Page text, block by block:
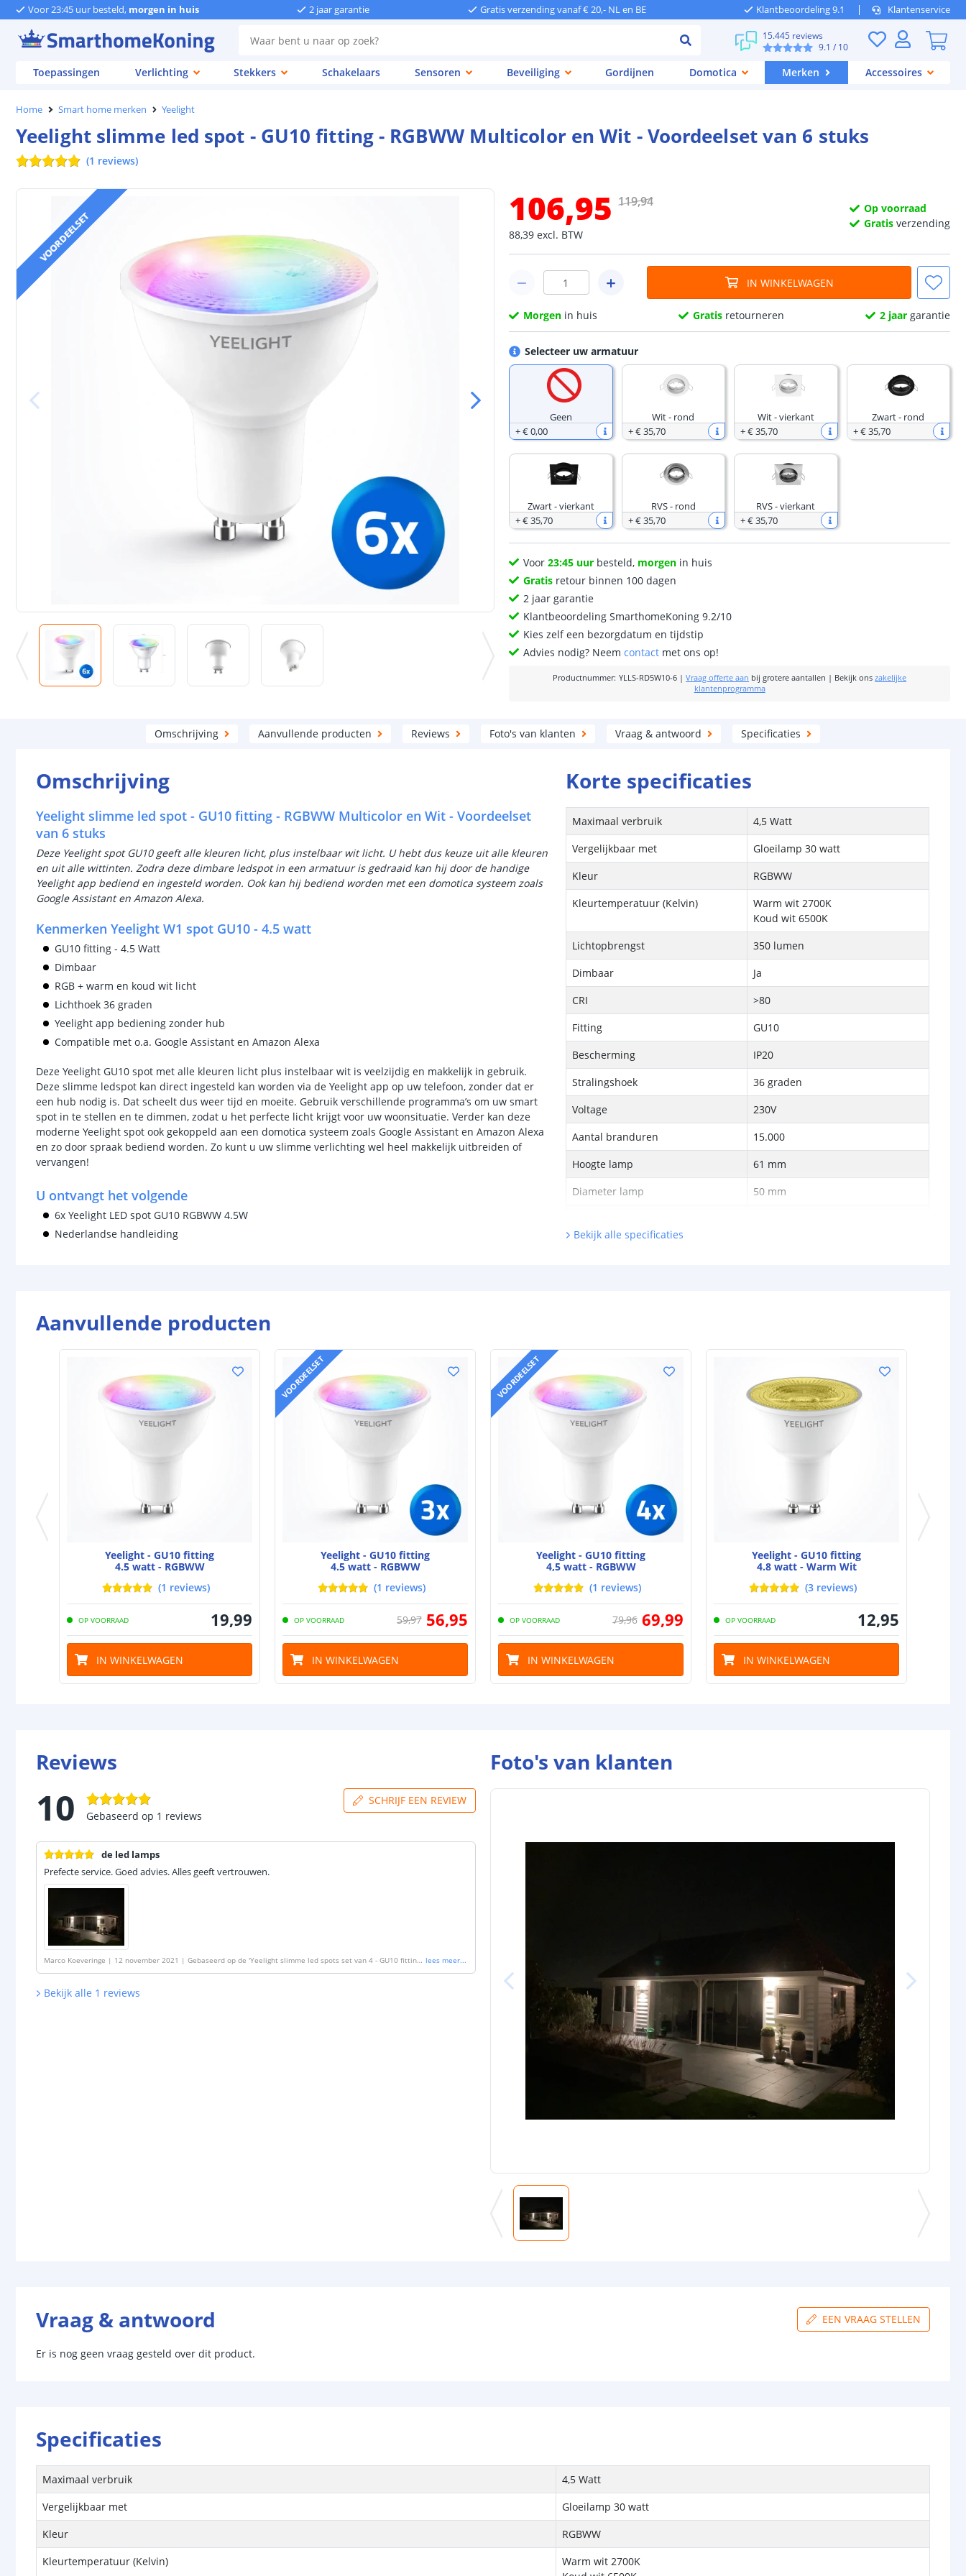
Voor 23:45 uur besteld, morgen in huis 2 jaar garantie Gratis verzending vanaf € 20,- NL en BE Klantbeoordeling 9.1 Klantenservice
15.445 reviews
9.1 / 10
Toepassingen Verlichting Stekkers Schakelaars Sensoren Beveiliging Gordijnen Domotica Merken Accessoires
Home Smart home merken Yeelight
Yeelight slimme led spot - GU10 fitting - RGBWW Multicolor en Wit - Voordeelset van 6 stuks
(1 reviews)
VOORDEELSET
106,95
88,39 excl. BTW
119,94
Op voorraad
Gratis verzending
IN WINKELWAGEN
Morgen in huis Gratis retourneren 2 jaargarantie
Selecteer uw armatuur
Geen
+€ 0,00
Wit - rond
+€ 35,70
Wit - vierkant
+€ 35,70
Zwart - rond
+€ 35,70
Zwart - vierkant
+€ 35,70
RVS - rond
+€ 35,70
RVS - vierkant
+€ 35,70
Voor23:45 uur besteld, morgen in huis
Gratis retour binnen 100 dagen
2 jaar garantie
Klantbeoordeling SmarthomeKoning 9.2/10
Kies zelf een bezorgdatum en tijdstip
Advies nodig? Neemcontact met ons op!
Productnummer: YLLS-RD5W10-6 |Vraag offerte aan bij grotere aantallen | Bekijk ons zakelijke
klantenprogramma
Omschrijving Aanvullende producten Reviews Foto's van klanten Vraag & antwoord Specificaties
Omschrijving
Yeelight slimme led spot - GU10 fitting - RGBWW Multicolor en Wit - Voordeelset
van 6 stuks
Deze Yeelight spot GU10 geeft alle kleuren licht, plus instelbaar wit licht. U hebt dus keuze uit alle kleuren
en uit alle wittinten. Zodra deze dimbare ledspot in een armatuur is gedraaid kan hij door de handige
Yeelight app bediend en ingesteld worden. Ook kan hij bediend worden met een domotica systeem zoals
Google Assistant en Amazon Alexa.
Kenmerken Yeelight W1 spot GU10 - 4.5 watt
GU10 fitting - 4.5 Watt
Dimbaar
RGB + warm en koud wit licht
Lichthoek 36 graden
Yeelight app bediening zonder hub
Compatible met o.a. Google Assistant en Amazon Alexa
Deze Yeelight GU10 spot met alle kleuren licht plus instelbaar wit is veelzijdig en makkelijk in gebruik.
Deze slimme ledspot kan direct ingesteld kan worden via de Yeelight app op uw telefoon, zonder dat er
een hub nodig is. Dat scheelt dus weer tijd en moeite. Gebruik verschillende programma’s om uw smart
spot in te stellen en te dimmen, zodat u het perfecte licht krijgt voor uw woonsituatie. Verder kan deze
moderne Yeelight spot ook gekoppeld aan een domotica systeem zoals Google Assistant en Amazon Alexa
en zo door spraak bediend worden. Zo kunt u uw slimme verlichting wel heel makkelijk uitbreiden of
vervangen!
U ontvangt het volgende
6x Yeelight LED spot GU10 RGBWW 4.5W
Nederlandse handleiding
Korte specificaties
Maximaal verbruik
4,5 Watt
Vergelijkbaar met
Gloeilamp 30 watt
Kleur
RGBWW
Kleurtemperatuur (Kelvin)
Warm wit 2700K
Koud wit 6500K
Lichtopbrengst
350 lumen
Dimbaar
Ja
CRI
>80
Fitting
GU10
Bescherming
IP20
Stralingshoek
36 graden
Voltage
230V
Aantal branduren
15.000
Hoogte lamp
61 mm
Diameter lamp
50 mm
Bekijk alle specificaties
Aanvullende producten
Yeelight - GU10 fitting
4.5 watt - RGBWW
(1 reviews)
OP VOORRAAD 19,99
IN WINKELWAGEN
VOORDEELSET
Yeelight - GU10 fitting
4.5 watt - RGBWW
(1 reviews)
OP VOORRAAD 59,97 56,95
IN WINKELWAGEN
VOORDEELSET
Yeelight - GU10 fitting
4,5 watt - RGBWW
(1 reviews)
OP VOORRAAD 79,96 69,99
IN WINKELWAGEN
Yeelight - GU10 fitting
4.8 watt - Warm Wit
(3 reviews)
OP VOORRAAD 12,95
IN WINKELWAGEN
Reviews
10 Gebaseerd op 1 reviews
SCHRIJF EEN REVIEW
de led lamps
Prefecte service. Goed advies. Alles geeft vertrouwen.
Marco Koeveringe | 12 november 2021 | Gebaseerd op de 'Yeelight slimme led spots set van 4 - GU10 fitting -
RGBWW Multicolor en Wit'
lees meer...
Bekijk alle 1 reviews
Foto's van klanten
Vraag & antwoord EEN VRAAG STELLEN
Er is nog geen vraag gesteld over dit product.
Specificaties
Maximaal verbruik
4,5 Watt
Vergelijkbaar met
Gloeilamp 30 watt
Kleur
RGBWW
Kleurtemperatuur (Kelvin)
Warm wit 2700K